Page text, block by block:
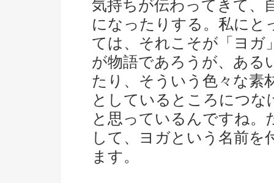
気持ちが伝わってきて、
になったりする。私にと
ては、それこそが「ヨガ
が物語であろうが、ある
たり、そういう色々な素
としているところにつ
と思っているんですね。
して、ヨガという名前を
ます。